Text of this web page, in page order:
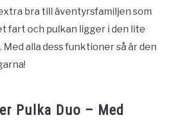
bra till äventyrsfamiljen som
fart och pulkan ligger i den lite
alla dess funktioner så är den
Pulka Duo – Med